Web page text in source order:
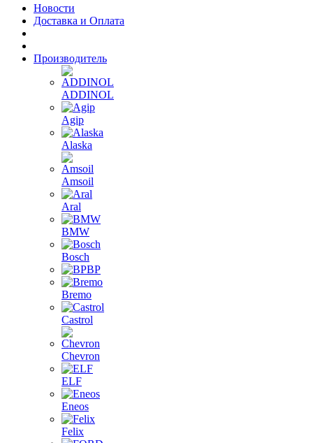
Новости
Доставка и Оплата
Производитель
ADDINOL
Agip
Alaska
Amsoil
Aral
BMW
Bosch
BP
Bremo
Castrol
Chevron
ELF
Eneos
Felix